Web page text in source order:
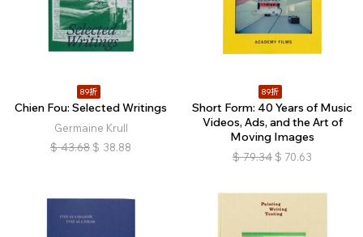
89折
Chien Fou: Selected Writings
Germaine Krull
$ 43.68 $ 38.88
89折
Short Form: 40 Years of Music
Videos, Ads, and the Art of
Moving Images
$ 79.34 $ 70.63